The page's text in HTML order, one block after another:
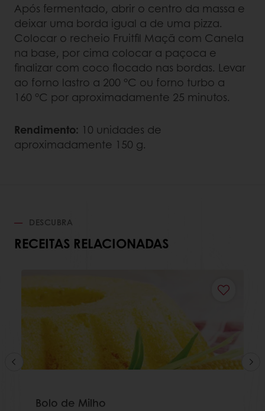
Após fermentado, abrir o centro da massa e
deixar uma borda igual a de uma pizza.
Colocar o recheio Fruitfil Maçã com Canela
na base, por cima colocar a paçoca e
finalizar com coco flocado nas bordas. Levar
ao forno lastro a 200 °C ou forno turbo a
160 °C por aproximadamente 25 minutos.
Rendimento: 10 unidades de
aproximadamente 150 g.
DESCUBRA
RECEITAS RELACIONADAS
Bolo de Milho